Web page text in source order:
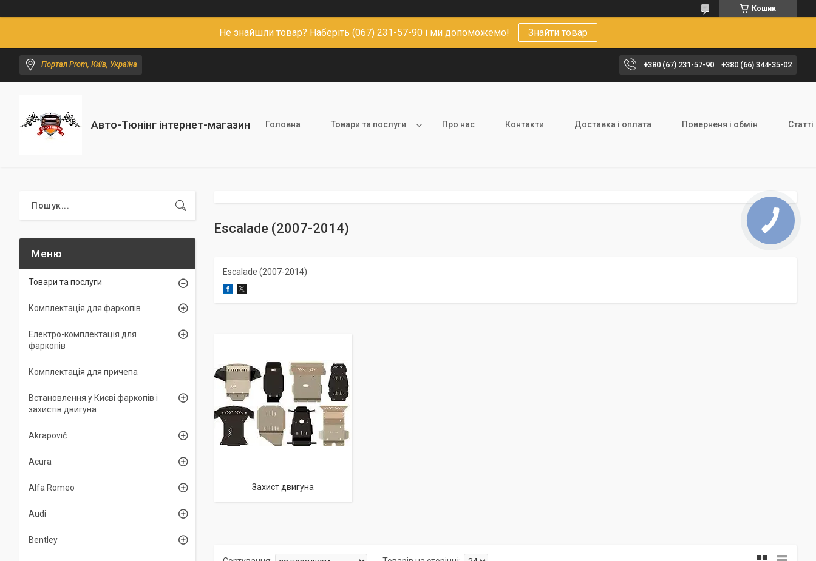
Кошик
Не знайшли товар? Наберіть (067) 231-57-90 і ми допоможемо! Знайти товар
Портал Prom, Київ, Україна +380 (67) 231-57-90 +380 (66) 344-35-02
Авто-Тюнінг інтернет-магазин Головна Товари та послуги Про нас Контакти Доставка і оплата Поверненя і обмін Статті
Escalade (2007-2014)
Escalade (2007-2014)
Захист двигуна
Товари та послуги
Комплектація для фаркопів
Електро-комплектація для
фаркопів
Комплектація для причепа
Встановлення у Києві фаркопів і
захистів двигуна
Akrapovič
Acura
Alfa Romeo
Audi
Bentley